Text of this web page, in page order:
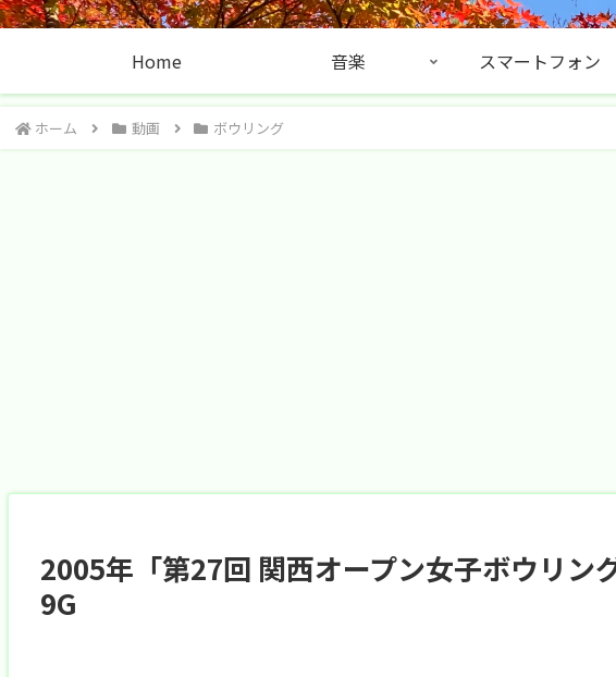
Home 音楽 スマートフォン
ホーム 動画 ボウリング
2005年「第27回 関西オープン女子ボウリン
9G